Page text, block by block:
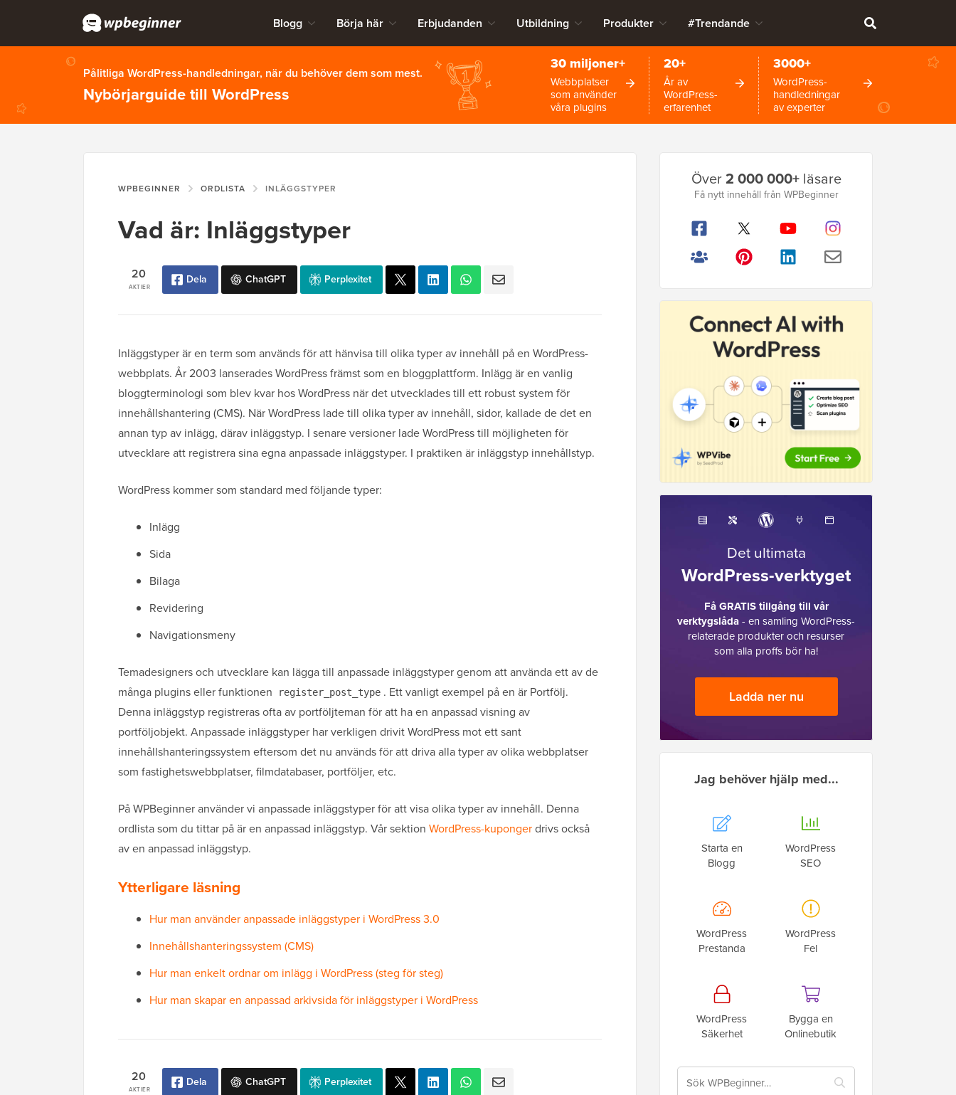
Blogg Börja här Erbjudanden Utbildning Produkter #Trendande
Pålitliga WordPress-handledningar, när du behöver dem som mest.
Nybörjarguide till WordPress
30 miljoner+
Webbplatser
som använder
våra plugins
20+
År av
WordPress-
erfarenhet
3000+
WordPress-
handledningar
av experter
WPBEGINNER ORDLISTA INLÄGGSTYPER
Vad är: Inläggstyper
AKTIER
20 Dela ChatGPT Perplexitet
Inläggstyper är en term som används för att hänvisa till olika typer av innehåll på en WordPress-
webbplats. År 2003 lanserades WordPress främst som en bloggplattform. Inlägg är en vanlig
bloggterminologi som blev kvar hos WordPress när det utvecklades till ett robust system för
innehållshantering (CMS). När WordPress lade till olika typer av innehåll, sidor, kallade de det en
annan typ av inlägg, därav inläggstyp. I senare versioner lade WordPress till möjligheten för
utvecklare att registrera sina egna anpassade inläggstyper. I praktiken är inläggstyp innehållstyp.
WordPress kommer som standard med följande typer:
Inlägg
Sida
Bilaga
Revidering
Navigationsmeny
Temadesigners och utvecklare kan lägga till anpassade inläggstyper genom att använda ett av de
många plugins eller funktionen
register_post_type . Ett vanligt exempel på en är Portfölj.
Denna inläggstyp registreras ofta av portföljteman för att ha en anpassad visning av
portföljobjekt. Anpassade inläggstyper har verkligen drivit WordPress mot ett sant
innehållshanteringssystem eftersom det nu används för att driva alla typer av olika webbplatser
som fastighetswebbplatser, filmdatabaser, portföljer, etc.
På WPBeginner använder vi anpassade inläggstyper för att visa olika typer av innehåll. Denna
ordlista som du tittar på är en anpassad inläggstyp. Vår sektion WordPress-kupongerdrivs också
av en anpassad inläggstyp.
Ytterligare läsning
Hur man använder anpassade inläggstyper i WordPress 3.0
Innehållshanteringssystem (CMS)
Hur man enkelt ordnar om inlägg i WordPress (steg för steg)
Hur man skapar en anpassad arkivsida för inläggstyper i WordPress
AKTIER
20 Dela ChatGPT Perplexitet
Primär
sidofält
Över2 000 000+läsare
Få nytt innehåll från WPBeginner
Det ultimata
WordPress-verktyget
Få GRATIS tillgång till vår
verktygslåda- en samling WordPress-
relaterade produkter och resurser
som alla proffs bör ha!
Ladda ner nu
Jag behöver hjälp med...
Starta en
Blogg
WordPress
SEO
WordPress
Prestanda
WordPress
Fel
WordPress
Säkerhet
Bygga en
Onlinebutik